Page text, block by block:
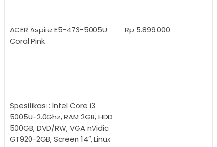
ACER Aspire E5-473-5005U
Coral Pink
Rp 5.899.000
Spesifikasi : Intel Core i3
5005U-2.0Ghz, RAM 2GB, HDD
500GB, DVD/RW, VGA nVidia
GT920-2GB, Screen 14″, Linux